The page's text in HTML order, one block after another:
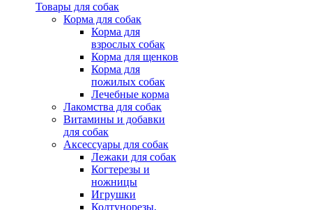
Товары для собак
Корма для собак
Корма для
взрослых собак
Корма для щенков
Корма для
пожилых собак
Лечебные корма
Лакомства для собак
Витамины и добавки
для собак
Аксессуары для собак
Лежаки для собак
Когтерезы и
ножницы
Игрушки
Колтунорезы,